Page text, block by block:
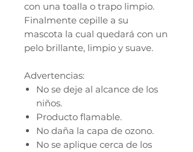
con una toalla o trapo limpio.
Finalmente cepille a su
mascota la cual quedará con un
pelo brillante, limpio y suave.
Advertencias:
No se deje al alcance de los
niños.
Producto flamable.
No daña la capa de ozono.
No se aplique cerca de los